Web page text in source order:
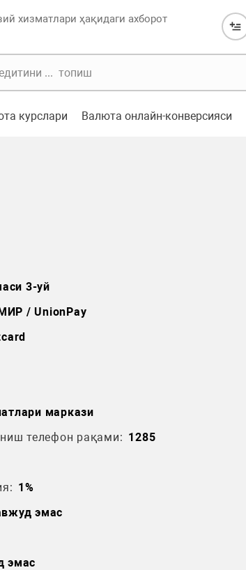
хизматлари ҳақидаги ахборот
курслари Валюта онлайн-конверсияси
3-уй
/ UnionPay
маркази
телефон рақами: 1285
1%
эмас
эмас